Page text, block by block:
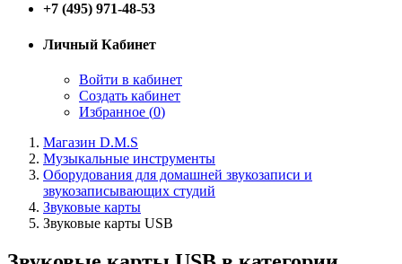
+7 (495) 971-48-53
Личный Кабинет
Войти в кабинет
Создать кабинет
Избранное (0)
Магазин D.M.S
Музыкальные инструменты
Оборудования для домашней звукозаписи и
звукозаписывающих студий
Звуковые карты
Звуковые карты USB